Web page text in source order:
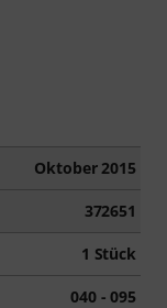
Oktober 2015
372651
1 Stück
040 - 095